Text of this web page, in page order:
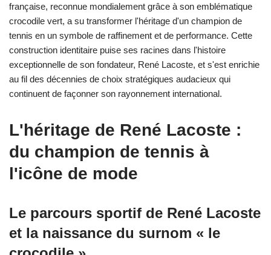
française, reconnue mondialement grâce à son emblématique
crocodile vert, a su transformer l'héritage d'un champion de
tennis en un symbole de raffinement et de performance. Cette
construction identitaire puise ses racines dans l'histoire
exceptionnelle de son fondateur, René Lacoste, et s'est enrichie
au fil des décennies de choix stratégiques audacieux qui
continuent de façonner son rayonnement international.
L'héritage de René Lacoste :
du champion de tennis à
l'icône de mode
Le parcours sportif de René Lacoste
et la naissance du surnom « le